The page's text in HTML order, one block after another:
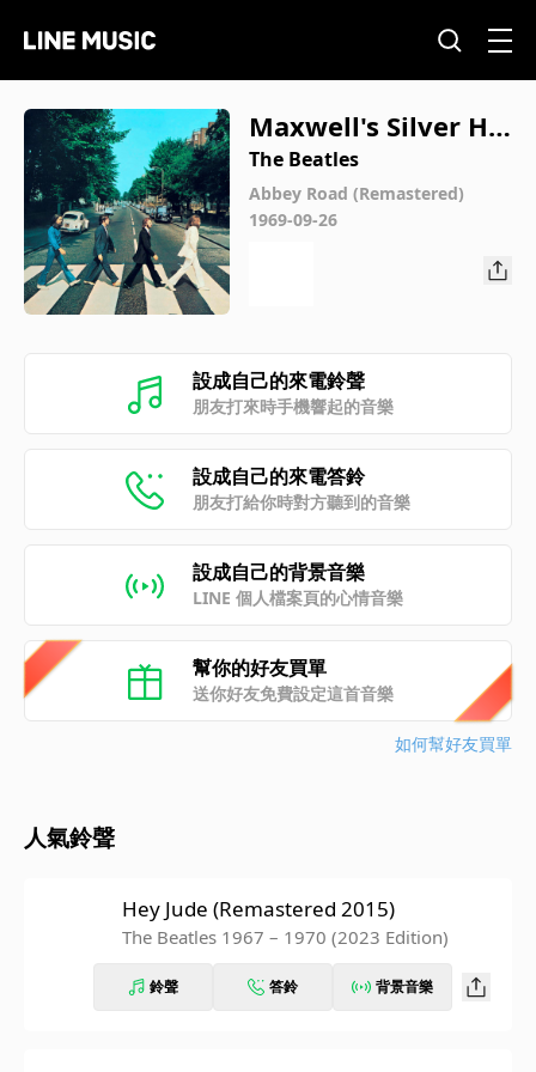
Maxwell's Silver Ha
mmer (Remastered
2009)
The Beatles
Abbey Road (Remastered)
1969-09-26
設成自己的來電鈴聲
朋友打來時手機響起的音樂
設成自己的來電答鈴
朋友打給你時對方聽到的音樂
設成自己的背景音樂
LINE 個人檔案頁的心情音樂
幫你的好友買單
送你好友免費設定這首音樂
如何幫好友買單
人氣鈴聲
Hey Jude (Remastered 2015)
The Beatles 1967 – 1970 (2023 Edition)
鈴聲 答鈴 背景音樂